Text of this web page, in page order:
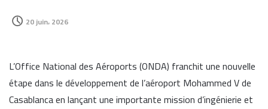
20 juin، 2026
L’Office National des Aéroports (ONDA) franchit une nouvelle
étape dans le développement de l’aéroport Mohammed V de
Casablanca en lançant une importante mission d’ingénierie et